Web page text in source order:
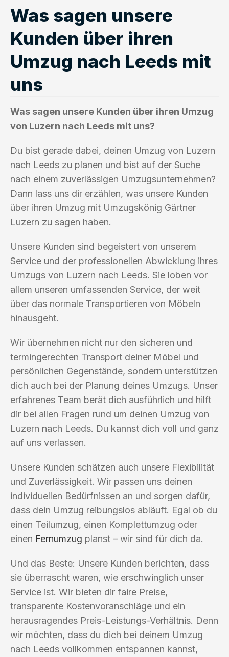
Was sagen unsere
Kunden über ihren
Umzug nach Leeds mit
uns
Was sagen unsere Kunden über ihren Umzug
von Luzern nach Leeds mit uns?
Du bist gerade dabei, deinen Umzug von Luzern
nach Leeds zu planen und bist auf der Suche
nach einem zuverlässigen Umzugsunternehmen?
Dann lass uns dir erzählen, was unsere Kunden
über ihren Umzug mit Umzugskönig Gärtner
Luzern zu sagen haben.
Unsere Kunden sind begeistert von unserem
Service und der professionellen Abwicklung ihres
Umzugs von Luzern nach Leeds. Sie loben vor
allem unseren umfassenden Service, der weit
über das normale Transportieren von Möbeln
hinausgeht.
Wir übernehmen nicht nur den sicheren und
termingerechten Transport deiner Möbel und
persönlichen Gegenstände, sondern unterstützen
dich auch bei der Planung deines Umzugs. Unser
erfahrenes Team berät dich ausführlich und hilft
dir bei allen Fragen rund um deinen Umzug von
Luzern nach Leeds. Du kannst dich voll und ganz
auf uns verlassen.
Unsere Kunden schätzen auch unsere Flexibilität
und Zuverlässigkeit. Wir passen uns deinen
individuellen Bedürfnissen an und sorgen dafür,
dass dein Umzug reibungslos abläuft. Egal ob du
einen Teilumzug, einen Komplettumzug oder
einen Fernumzug planst – wir sind für dich da.
Und das Beste: Unsere Kunden berichten, dass
sie überrascht waren, wie erschwinglich unser
Service ist. Wir bieten dir faire Preise,
transparente Kostenvoranschläge und ein
herausragendes Preis-Leistungs-Verhältnis. Denn
wir möchten, dass du dich bei deinem Umzug
nach Leeds vollkommen entspannen kannst,